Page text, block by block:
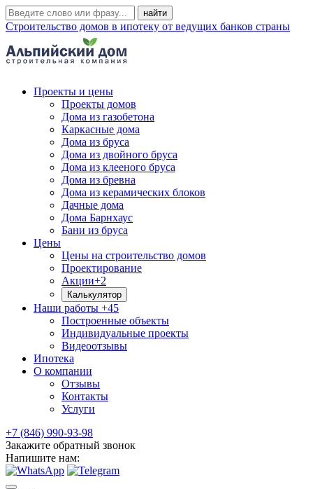
Строительство домов в ипотеку от ведущих банков страны
Проекты и цены
Проекты домов
Дома из газобетона
Каркасные дома
Дома из бруса
Дома из двойного бруса
Дома из клееного бруса
Дома из бревна
Дома из керамических блоков
Дачные дома
Дома Барнхаус
Бани из бруса
Цены
Цены на строительство домов
Проектирование
Акции+2
Калькулятор
Наши работы +45
Построенные объекты
Индивидуальные проекты
Видеоотзывы
Ипотека
О компании
Отзывы
Контакты
Услуги
+7 (846) 990-93-98
Закажите обратный звонок
Напишите нам: